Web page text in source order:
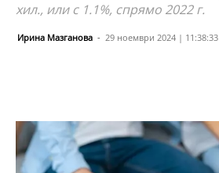
хил., или с 1.1%, спрямо 2022 г.
Ирина Мазганова - 29 ноември 2024 | 11:38:33